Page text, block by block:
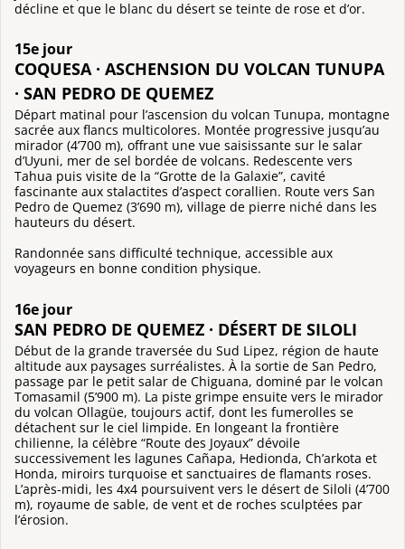
décline et que le blanc du désert se teinte de rose et d’or.
15e jour
COQUESA · ASCHENSION DU VOLCAN TUNUPA
· SAN PEDRO DE QUEMEZ
Départ matinal pour l’ascension du volcan Tunupa, montagne
sacrée aux flancs multicolores. Montée progressive jusqu’au
mirador (4’700 m), offrant une vue saisissante sur le salar
d’Uyuni, mer de sel bordée de volcans. Redescente vers
Tahua puis visite de la “Grotte de la Galaxie”, cavité
fascinante aux stalactites d’aspect corallien. Route vers San
Pedro de Quemez (3’690 m), village de pierre niché dans les
hauteurs du désert.
Randonnée sans difficulté technique, accessible aux
voyageurs en bonne condition physique.
16e jour
SAN PEDRO DE QUEMEZ · DÉSERT DE SILOLI
Début de la grande traversée du Sud Lipez, région de haute
altitude aux paysages surréalistes. À la sortie de San Pedro,
passage par le petit salar de Chiguana, dominé par le volcan
Tomasamil (5’900 m). La piste grimpe ensuite vers le mirador
du volcan Ollagüe, toujours actif, dont les fumerolles se
détachent sur le ciel limpide. En longeant la frontière
chilienne, la célèbre “Route des Joyaux” dévoile
successivement les lagunes Cañapa, Hedionda, Ch’arkota et
Honda, miroirs turquoise et sanctuaires de flamants roses.
L’après-midi, les 4x4 poursuivent vers le désert de Siloli (4’700
m), royaume de sable, de vent et de roches sculptées par
l’érosion.